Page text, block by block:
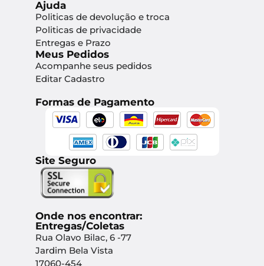
Ajuda
Politicas de devolução e troca
Politicas de privacidade
Entregas e Prazo
Meus Pedidos
Acompanhe seus pedidos
Editar Cadastro
Formas de Pagamento
Site Seguro
Onde nos encontrar:
Entregas/Coletas
Rua Olavo Bilac, 6 -77
Jardim Bela Vista
17060-454